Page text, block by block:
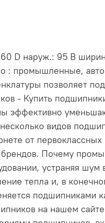
D наруж.: 95 В
: промышленные,
позволяет
- Купить
эффективно
видов
от
брендов. Почему
устраняя шум
тепла и, в
подшипниками
на нашем